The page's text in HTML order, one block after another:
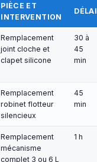
PIÈCE ET
INTERVENTION
DÉLAI
Remplacement
joint cloche et
clapet silicone
30 à
45
min
Remplacement
robinet flotteur
silencieux
45
min
Remplacement
mécanisme
complet 3 ou 6 L
1 h